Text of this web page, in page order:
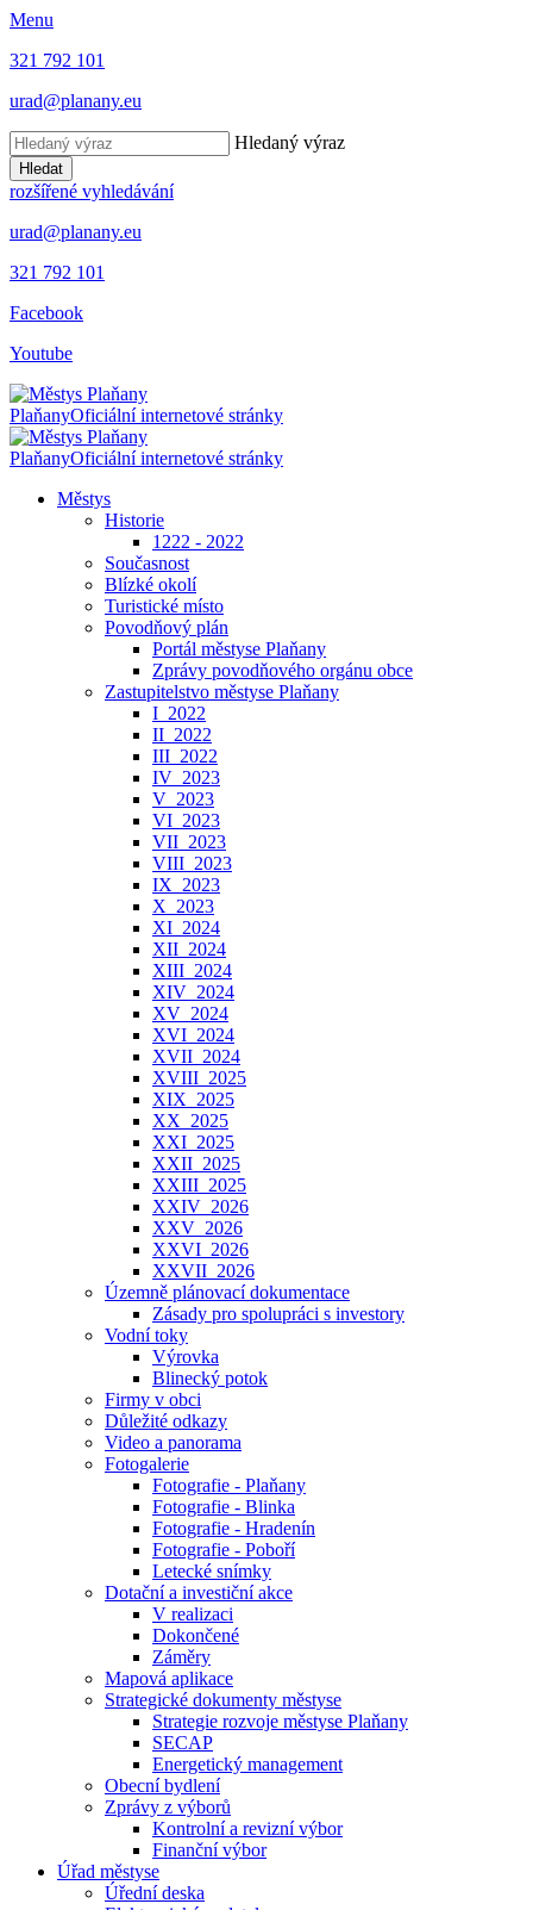
Menu
321 792 101
urad@planany.eu
Hledaný výraz
Hledat
rozšířené vyhledávání
urad@planany.eu
321 792 101
Facebook
Youtube
PlaňanyOficiální internetové stránky
PlaňanyOficiální internetové stránky
Městys
Historie
1222 - 2022
Současnost
Blízké okolí
Turistické místo
Povodňový plán
Portál městyse Plaňany
Zprávy povodňového orgánu obce
Zastupitelstvo městyse Plaňany
I_2022
II_2022
III_2022
IV_2023
V_2023
VI_2023
VII_2023
VIII_2023
IX_2023
X_2023
XI_2024
XII_2024
XIII_2024
XIV_2024
XV_2024
XVI_2024
XVII_2024
XVIII_2025
XIX_2025
XX_2025
XXI_2025
XXII_2025
XXIII_2025
XXIV_2026
XXV_2026
XXVI_2026
XXVII_2026
Územně plánovací dokumentace
Zásady pro spolupráci s investory
Vodní toky
Výrovka
Blinecký potok
Firmy v obci
Důležité odkazy
Video a panorama
Fotogalerie
Fotografie - Plaňany
Fotografie - Blinka
Fotografie - Hradenín
Fotografie - Poboří
Letecké snímky
Dotační a investiční akce
V realizaci
Dokončené
Záměry
Mapová aplikace
Strategické dokumenty městyse
Strategie rozvoje městyse Plaňany
SECAP
Energetický management
Obecní bydlení
Zprávy z výborů
Kontrolní a revizní výbor
Finanční výbor
Úřad městyse
Úřední deska